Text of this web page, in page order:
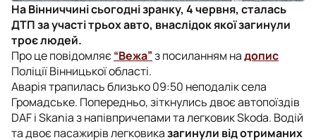
На Вінниччині сьогодні зранку, 4 червня, сталась
ДТП за участі трьох авто, внаслідок якої загинули
троє людей.
Про це повідомляє“Вежа”з посиланням надопис
Поліції Вінницької області.
Аварія трапилась близько 09:50 неподалік села
Громадське. Попередньо, зіткнулись двоє автопоїздів
DAF і Skania з напівпричепами та легковик Skoda. Водій
та двоє пасажирів легковиказагинули від отриманих